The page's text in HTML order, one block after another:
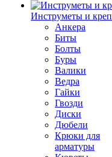
Инструметы и
Анкера
Биты
Болты
Буры
Валики
Ведра
Гайки
Гвозди
Диски
Дюбели
Крюки для
арматуры